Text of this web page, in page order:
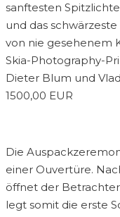
sanftesten
und das
von nie gesehenem
Skia-Photography-
Dieter Blum und
1500,00 EUR
Die
einer Ouvertüre.
öffnet der
legt somit die erste